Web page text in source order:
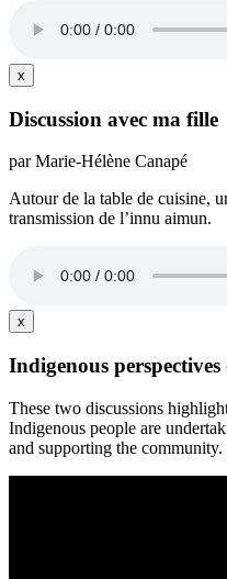
x
Discussion avec ma fille
par Marie-Hélène Canapé
Autour de la table de cuisine,
transmission de l’innu aimun.
x
Indigenous
These two discussions
Indigenous people are
and supporting the community.